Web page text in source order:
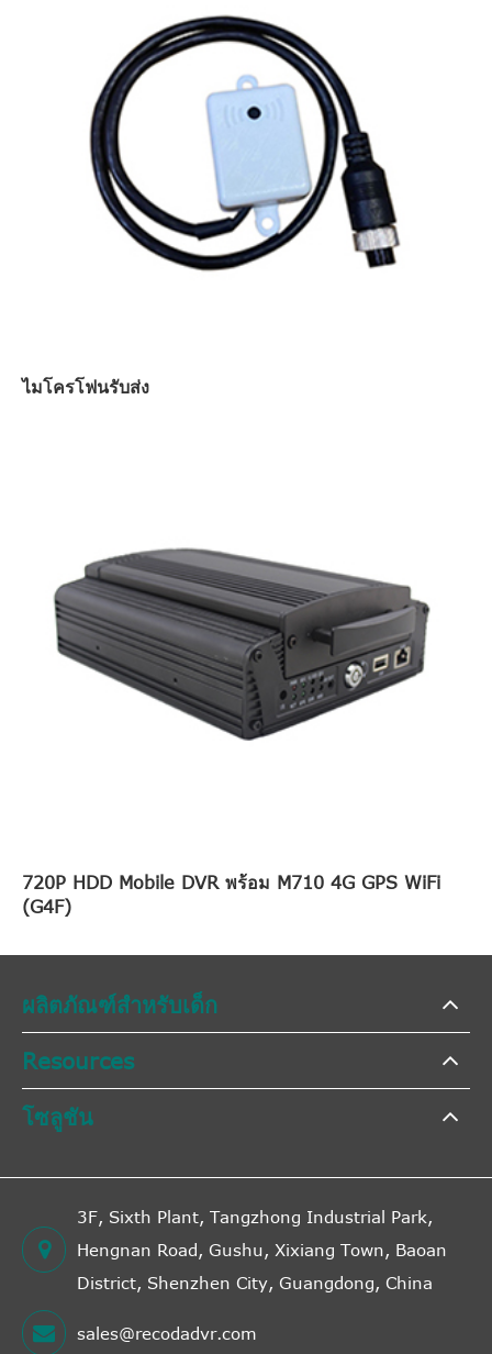
ไมโครโฟนรับส่ง
720P HDD Mobile DVR พร้อม M710 4G GPS WiFi
(G4F)
ผลิตภัณฑ์สำหรับเด็ก
Resources
โซลูชัน
3F, Sixth Plant, Tangzhong Industrial Park,
Hengnan Road, Gushu, Xixiang Town, Baoan
District, Shenzhen City, Guangdong, China
sales@recodadvr.com